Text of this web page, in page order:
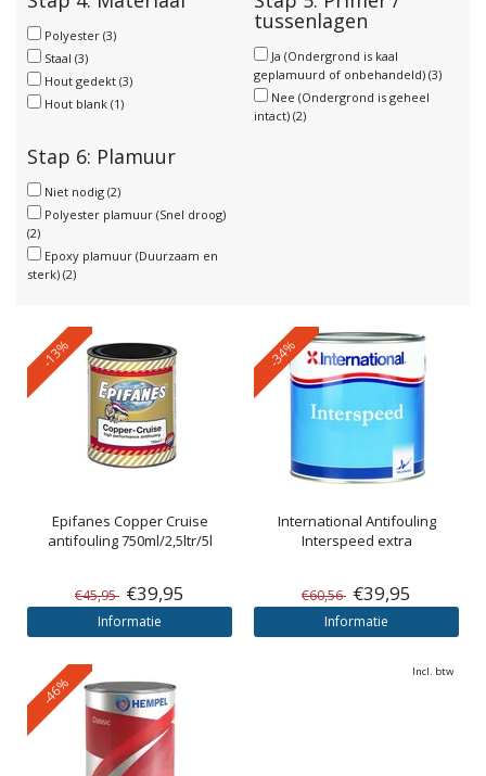
Polyester (3)
Staal (3)
Hout gedekt (3)
Hout blank (1)
tussenlagen
Ja (Ondergrond is kaal
geplamuurd of onbehandeld) (3)
Nee (Ondergrond is geheel
intact) (2)
Stap 6: Plamuur
Niet nodig (2)
Polyester plamuur (Snel droog)
(2)
Epoxy plamuur (Duurzaam en
sterk) (2)
-13%
Epifanes Copper Cruise
antifouling 750ml/2,5ltr/5l
€45,95 €39,95
Informatie
-34%
International Antifouling
Interspeed extra
€60,56 €39,95
Informatie
-46%
Incl. btw